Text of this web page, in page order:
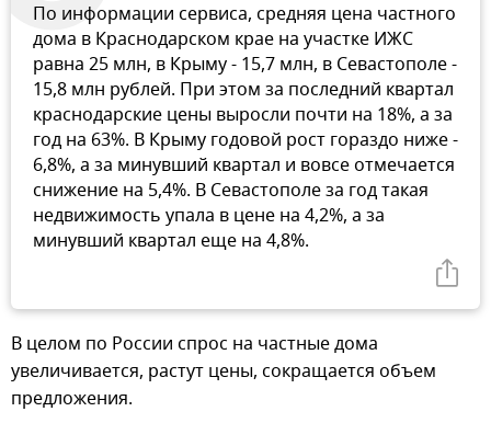
По информации сервиса, средняя цена частного
дома в Краснодарском крае на участке ИЖС
равна 25 млн, в Крыму - 15,7 млн, в Севастополе -
15,8 млн рублей. При этом за последний квартал
краснодарские цены выросли почти на 18%, а за
год на 63%. В Крыму годовой рост гораздо ниже -
6,8%, а за минувший квартал и вовсе отмечается
снижение на 5,4%. В Севастополе за год такая
недвижимость упала в цене на 4,2%, а за
минувший квартал еще на 4,8%.
В целом по России спрос на частные дома
увеличивается, растут цены, сокращается объем
предложения.